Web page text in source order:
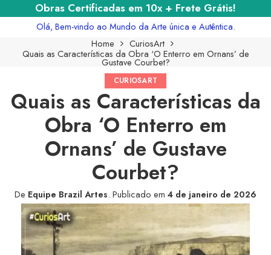
Obras Certificadas em 10x + Frete Grátis!
Olá, Bem-vindo ao Mundo da Arte única e Autêntica.
Home
CuriosArt
Quais as Características da Obra ‘O Enterro em Ornans’ de
Gustave Courbet?
CURIOSART
Quais as Características da
Obra ‘O Enterro em
Ornans’ de Gustave
Courbet?
De Equipe Brazil Artes. Publicado em 4 de janeiro de 2026